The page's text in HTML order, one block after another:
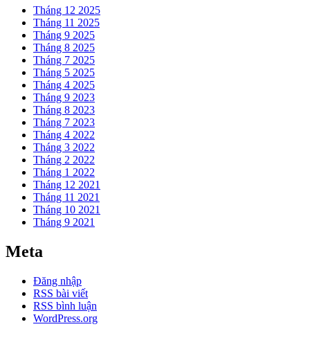
Tháng 12 2025
Tháng 11 2025
Tháng 9 2025
Tháng 8 2025
Tháng 7 2025
Tháng 5 2025
Tháng 4 2025
Tháng 9 2023
Tháng 8 2023
Tháng 7 2023
Tháng 4 2022
Tháng 3 2022
Tháng 2 2022
Tháng 1 2022
Tháng 12 2021
Tháng 11 2021
Tháng 10 2021
Tháng 9 2021
Meta
Đăng nhập
RSS bài viết
RSS bình luận
WordPress.org